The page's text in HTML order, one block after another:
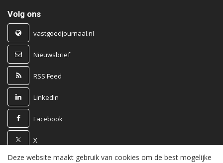
Volg ons
vastgoedjournaal.nl
Nieuwsbrief
RSS Feed
LinkedIn
Facebook
X
Deze website maakt gebruik van cookies om de best mogelijke